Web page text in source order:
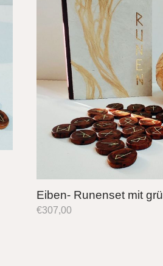
Eiben- Runenset mit
€307,00